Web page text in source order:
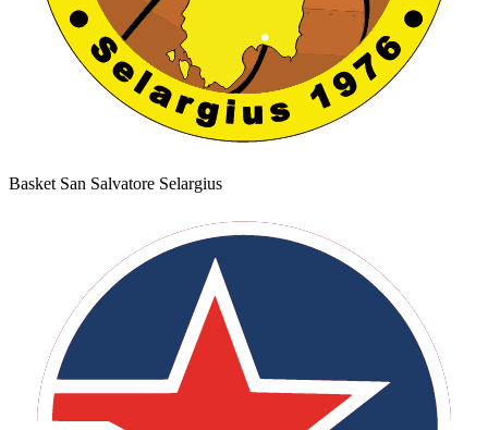
Basket San Salvatore Selargius